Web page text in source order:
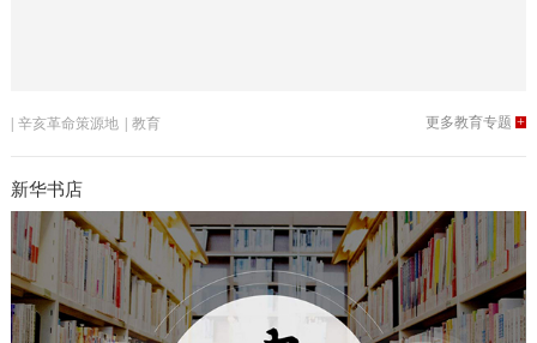
辛亥革命策源地 教育 更多教育专题+
新华书店